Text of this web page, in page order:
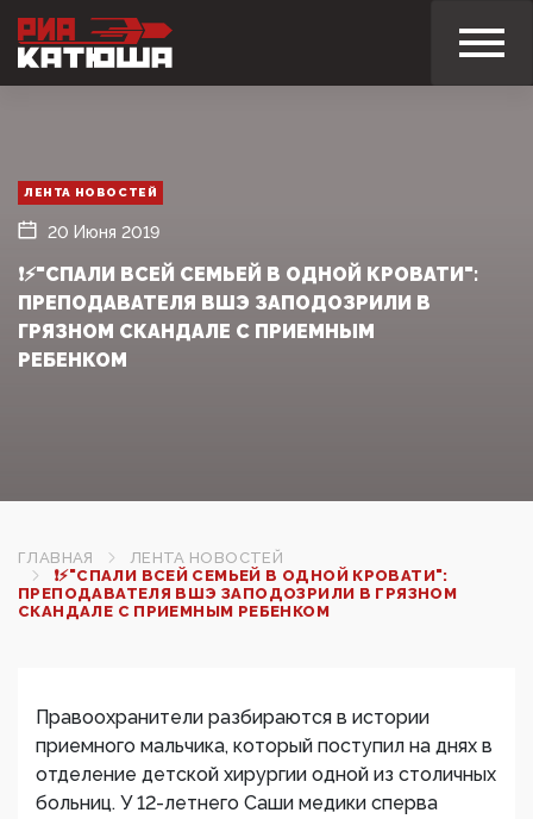
ЛЕНТА НОВОСТЕЙ
20 Июня 2019
❗⚡"СПАЛИ ВСЕЙ СЕМЬЕЙ В ОДНОЙ КРОВАТИ":
ПРЕПОДАВАТЕЛЯ ВШЭ ЗАПОДОЗРИЛИ В
ГРЯЗНОМ СКАНДАЛЕ С ПРИЕМНЫМ
РЕБЕНКОМ
ГЛАВНАЯ
ЛЕНТА НОВОСТЕЙ
❗⚡"СПАЛИ ВСЕЙ СЕМЬЕЙ В ОДНОЙ КРОВАТИ":
ПРЕПОДАВАТЕЛЯ ВШЭ ЗАПОДОЗРИЛИ В ГРЯЗНОМ
СКАНДАЛЕ С ПРИЕМНЫМ РЕБЕНКОМ
Правоохранители разбираются в истории
приемного мальчика, который поступил на днях в
отделение детской хирургии одной из столичных
больниц. У 12-летнего Саши медики сперва